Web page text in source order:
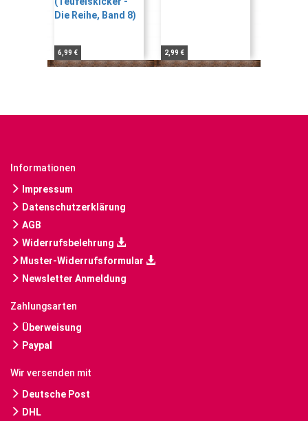
6,99 € 2,99 €
Informationen
Impressum
Datenschutzerklärung
AGB
Widerrufsbelehrung
Muster-Widerrufsformular
Newsletter Anmeldung
Zahlungsarten
Überweisung
Paypal
Wir versenden mit
Deutsche Post
DHL